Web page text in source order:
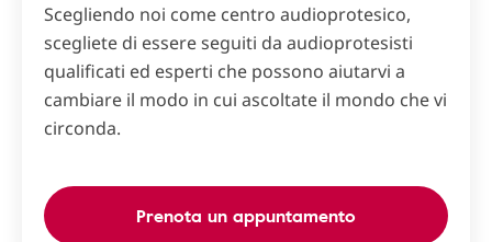
Scegliendo noi come centro audioprotesico,
scegliete di essere seguiti da audioprotesisti
qualificati ed esperti che possono aiutarvi a
cambiare il modo in cui ascoltate il mondo che vi
circonda.
Prenota un appuntamento